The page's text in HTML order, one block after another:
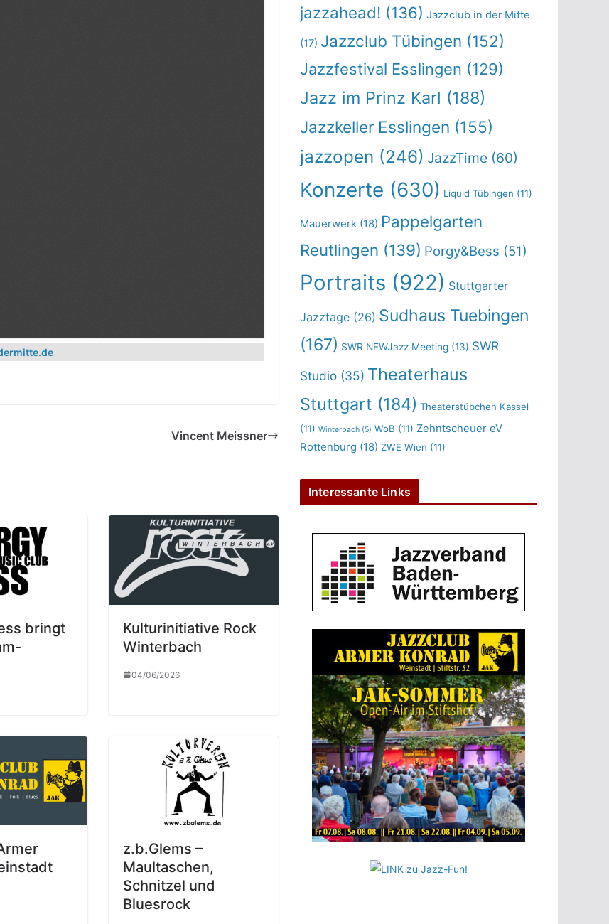
Vincent Meissner
bringt
Kulturinitiative Rock
Winterbach
04/06/2026
z.b.Glems –
Maultaschen,
Schnitzel und
Bluesrock
jazzahead! (136) Jazzclub in der Mitte
(17) Jazzclub Tübingen (152)
Jazzfestival Esslingen (129)
Jazz im Prinz Karl (188)
Jazzkeller Esslingen (155)
jazzopen (246) JazzTime (60)
Konzerte (630) Liquid Tübingen (11)
Mauerwerk (18) Pappelgarten
Reutlingen (139) Porgy&Bess (51)
Portraits (922) Stuttgarter
Jazztage (26) Sudhaus Tuebingen
(167) SWR NEWJazz Meeting (13) SWR
Studio (35) Theaterhaus
Stuttgart (184) Theaterstübchen Kassel
(11) Winterbach (5) WoB (11) Zehntscheuer eV
Rottenburg (18) ZWE Wien (11)
Interessante Links